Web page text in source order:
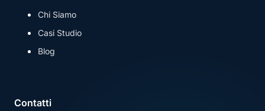
Chi Siamo
Casi Studio
Blog
Contatti